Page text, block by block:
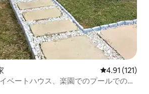
レビュー121
4.91 (121)
ベートハウス、楽園でのプールでのん